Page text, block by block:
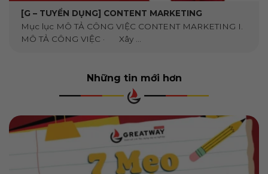
[G – TUYỂN DỤNG] CONTENT MARKETING
Mục lục MÔ TẢ CÔNG VIỆC CONTENT MARKETING I.
MÔ TẢ CÔNG VIỆC · Xây ...
Những tin mới hơn